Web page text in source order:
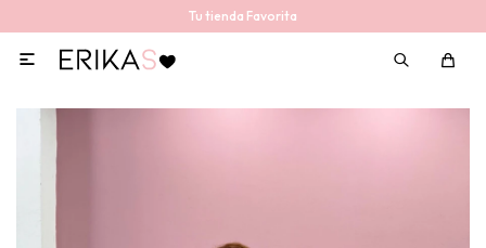
Tu tienda Favorita
